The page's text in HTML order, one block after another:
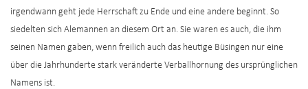
irgendwann geht jede Herrschaft zu Ende und eine andere beginnt. So
siedelten sich Alemannen an diesem Ort an. Sie waren es auch, die ihm
seinen Namen gaben, wenn freilich auch das heutige Büsingen nur eine
über die Jahrhunderte stark veränderte Verballhornung des ursprünglichen
Namens ist.